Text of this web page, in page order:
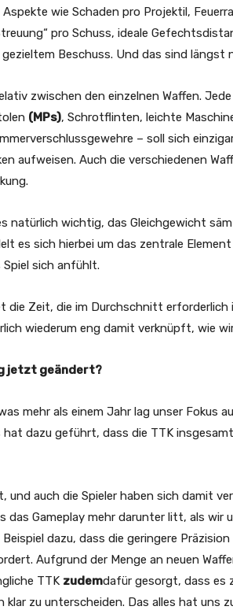
wie Schaden pro Projektil,
pro Schuss, ideale
Beschuss. Und das sind längst
zwischen den einzelnen Waffen.
(MPs), Schrotflinten, leichte
– soll sich
aufweisen. Auch die verschiedenen
natürlich wichtig, das Gleichgewicht
es sich hierbei um das zentrale
sich anfühlt.
die Zeit, die im Durchschnitt erforderlich
wiederum eng damit verknüpft, wie
jetzt geändert?
mehr als einem Jahr lag unser Fokus
dazu geführt, dass die TTK
und auch die Spieler haben sich damit
Gameplay mehr darunter litt, als wir
dazu, dass die geringere
Aufgrund der Menge an neuen
TTK zudemdafür gesorgt, dass es
klar zu unterscheiden. Das alles hat uns